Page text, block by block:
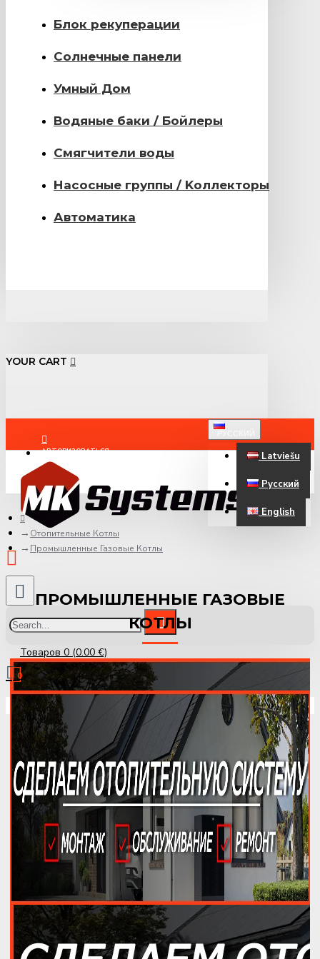
Блок рекуперации
Солнечные панели
Умный Дом
Водяные баки / Бойлеры
Смягчители воды
Насосные группы / Kоллекторы
Автоматика
YOUR CART
АВТОРИЗОВАТЬСЯ
ЗАРЕГИСТРИРОВАТЬСЯ
Latviešu
Русский
English
Товаров 0 (0.00 €)
0
Ваша корзина пуста!
Отопительные Котлы
Промышленные Газовые Котлы
ПРОМЫШЛЕННЫЕ ГАЗОВЫЕ
КОТЛЫ